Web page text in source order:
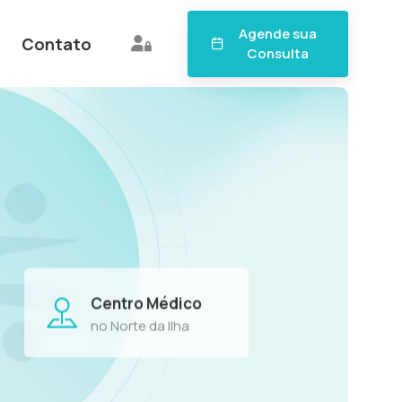
Contato
Agende sua
Consulta
Centro Médico
no Norte da Ilha